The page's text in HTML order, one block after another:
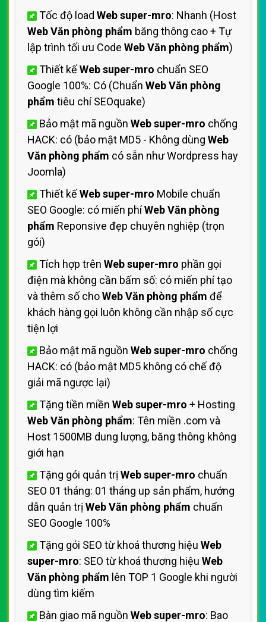
Tốc độ load Web super-mro: Nhanh (Host
Web Văn phòng phẩm băng thông cao + Tự
lập trình tối ưu Code Web Văn phòng phẩm)
Thiết kếWeb super-mro chuẩn SEO
Google 100%: Có (Chuẩn Web Văn phòng
phẩm tiêu chí SEOquake)
Bảo mật mã nguồn Web super-mro chống
HACK: có (bảo mật MD5 - Không dùng Web
Văn phòng phẩm có sẵn như Wordpress hay
Joomla)
Thiết kếWeb super-mro Mobile chuẩn
SEO Google: có miến phíWeb Văn phòng
phẩm Reponsive đẹp chuyên nghiệp (trọn
gói)
Tích hợp trên Web super-mro phần gọi
điện mà không cần bấm số: có miến phí tạo
và thêm số choWeb Văn phòng phẩm để
khách hàng gọi luôn không cần nhập số cực
tiện lợi
Bảo mật mã nguồn Web super-mro chống
HACK: có (bảo mật MD5 không có chế độ
giải mã ngược lại)
Tặng tiền miền Web super-mro + Hosting
Web Văn phòng phẩm: Tên miền .com và
Host 1500MB dung lượng, băng thông không
giới hạn
Tặng gói quản trị Web super-mro chuẩn
SEO 01 tháng: 01 tháng up sản phẩm, hướng
dẫn quản trị Web Văn phòng phẩm chuẩn
SEO Google 100%
Tặng gói SEO từ khoá thương hiệu Web
super-mro: SEO từ khoá thương hiệu Web
Văn phòng phẩm lên TOP 1 Google khi người
dùng tìm kiếm
Bàn giao mã nguồn Web super-mro: Bao